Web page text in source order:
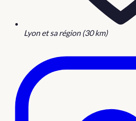
Lyon et sa région (30 km)